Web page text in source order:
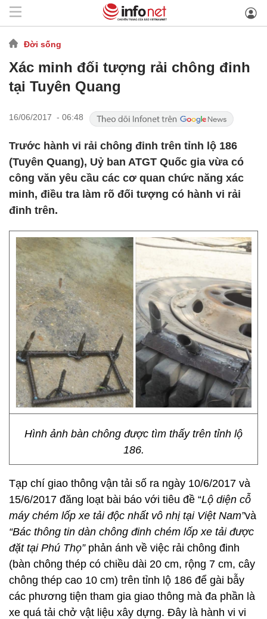
Đời sống
Xác minh đối tượng rải chông đinh
tại Tuyên Quang
16/06/2017 - 06:48
Trước hành vi rải chông đinh trên tỉnh lộ 186
(Tuyên Quang), Uỷ ban ATGT Quốc gia vừa có
công văn yêu cầu các cơ quan chức năng xác
minh, điều tra làm rõ đối tượng có hành vi rải
đinh trên.
Hình ảnh bàn chông được tìm thấy trên tỉnh lộ
186.
Tạp chí giao thông vận tải số ra ngày 10/6/2017 và
15/6/2017 đăng loạt bài báo với tiêu đề “Lộ diện cỗ
máy chém lốp xe tải độc nhất vô nhị tại Việt Nam”và
“Bác thông tin dàn chông đinh chém lốp xe tải được
đặt tại Phú Thọ”phản ánh về việc rải chông đinh
(bàn chông thép có chiều dài 20 cm, rộng 7 cm, cây
chông thép cao 10 cm) trên tỉnh lộ 186 để gài bẫy
các phương tiện tham gia giao thông mà đa phần là
xe quá tải chở vật liệu xây dựng. Đây là hành vi vi